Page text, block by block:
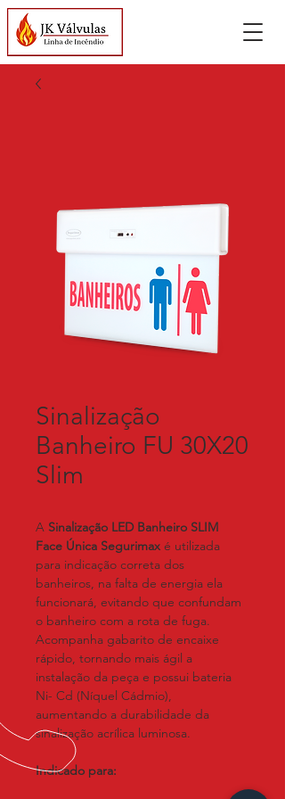
Sinalização
Banheiro FU 30X20
Slim
A Sinalização LED Banheiro SLIM
Face Única Segurimax é utilizada
para indicação correta dos
banheiros, na falta de energia ela
funcionará, evitando que confundam
o banheiro com a rota de fuga.
Acompanha gabarito de encaixe
rápido, tornando mais ágil a
instalação da peça e possui bateria
Ni- Cd (Níquel Cádmio),
aumentando a durabilidade da
sinalização acrílica luminosa.
Indicado para:
Utilizada em ambiente internos, tais